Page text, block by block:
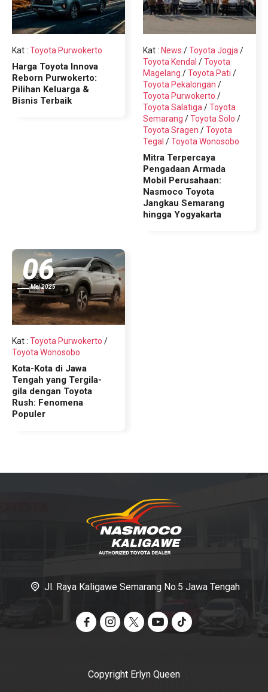
Kat: Toyota Purwokerto
Harga Toyota Innova
Reborn Purwokerto:
Pilihan Keluarga &
Bisnis Terbaik
Kat: News /Toyota Jogja /
Toyota Kendal /Toyota
Magelang /Toyota Pati /
Toyota Pekalongan /
Toyota Purwokerto /
Toyota Salatiga /Toyota
Semarang /Toyota Solo /
Toyota Sragen /Toyota
Tegal /Toyota Wonosobo
Mitra Terpercaya
Pengadaan Armada
Mobil Perusahaan:
Nasmoco Toyota
Jangkau Semarang
hingga Yogyakarta
06
Mei 2025
Kat: Toyota Purwokerto /
Toyota Wonosobo
Kota-Kota di Jawa
Tengah yang Tergila-
gila dengan Toyota
Rush: Fenomena
Populer
Jl. Raya Kaligawe Semarang No.5 Jawa Tengah
Copyright Erlyn Queen